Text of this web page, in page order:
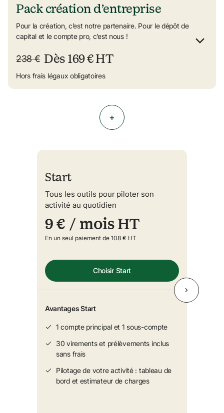
Pack création d’entreprise
Pour la création, c’est notre partenaire. Pour le dépôt de
capital et le compte pro, c’est nous !
238 € Dès 169 € HT
Hors frais légaux obligatoires
+
Start
Tous les outils pour piloter son
activité au quotidien
9 € / mois HT
En un seul paiement de 108 € HT
Choisir Start
Avantages Start
1 compte principal et 1 sous-compte
30 virements et prélèvements inclus
sans frais
Pilotage de votre activité : tableau de
bord et estimateur de charges